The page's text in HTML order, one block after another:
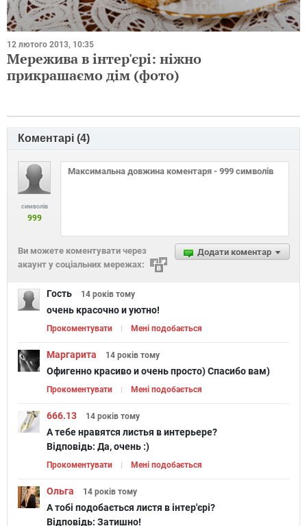
12 лютого 2013, 10:35
Мережива в інтер'єрі: ніжно
прикрашаємо дім (фото)
Коментарі (4)
символів
999
Додати коментар
Ви можете коментувати через
акаунт у соціальних мережах:
Гость 14 років тому
очень красочно и уютно!
Прокоментувати Мені подобається
Маргарита 14 років тому
Офигенно красиво и очень просто) Спасибо вам)
Прокоментувати Мені подобається
666.13 14 років тому
А тебе нравятся листья в интерьере?
Відповідь: Да, очень :)
Прокоментувати Мені подобається
Ольга 14 років тому
А тобі подобається листя в інтер'єрі?
Відповідь: Затишно!